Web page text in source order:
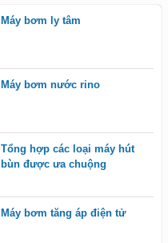
Máy bơm ly tâm
Máy bơm nước rino
Tổng hợp các loại máy hút
bùn được ưa chuộng
Máy bơm tăng áp điện tử